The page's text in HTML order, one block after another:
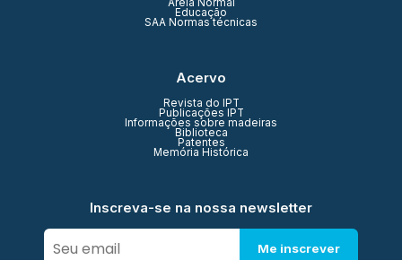
Areia Normal
Educação
SAA Normas técnicas
Acervo
Revista do IPT
Publicações IPT
Informações sobre madeiras
Biblioteca
Patentes
Memória Histórica
Inscreva-se na nossa newsletter
Me inscrever